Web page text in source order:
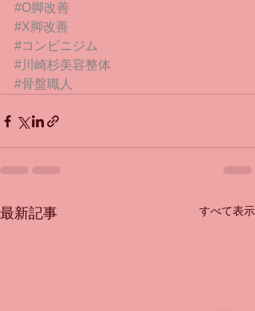
#O脚改善
#X脚改善
#コンビニジム
#川崎杉美容整体
#骨盤職人
最新記事 すべて表示